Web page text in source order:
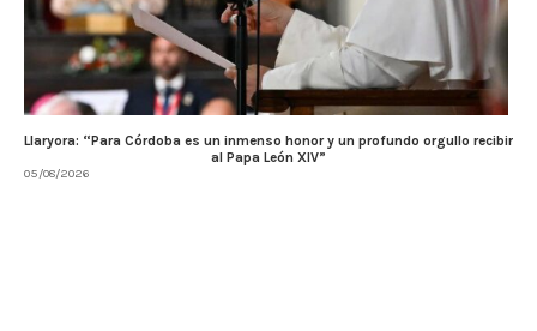
Llaryora: “Para Córdoba es un inmenso honor y un profundo orgullo recibir
al Papa León XIV”
05/08/2026